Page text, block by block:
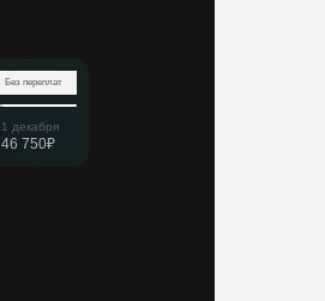
Без переплат
1 декабря
46 750₽